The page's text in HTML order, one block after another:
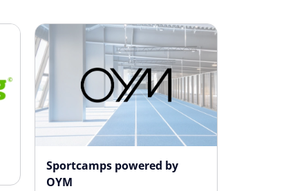
Sportcamps powered by
OYM